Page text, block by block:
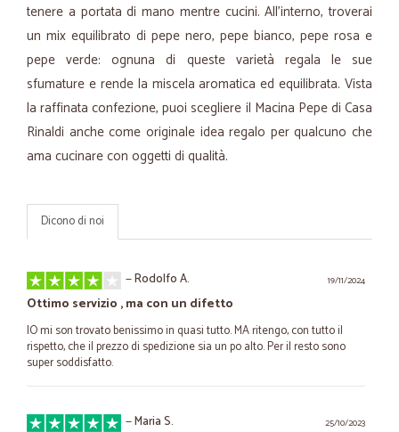
tenere a portata di mano mentre cucini. All'interno, troverai
un mix equilibrato di pepe nero, pepe bianco, pepe rosa e
pepe verde: ognuna di queste varietà regala le sue
sfumature e rende la miscela aromatica ed equilibrata. Vista
la raffinata confezione, puoi scegliere il Macina Pepe di Casa
Rinaldi anche come originale idea regalo per qualcuno che
ama cucinare con oggetti di qualità.
Dicono di noi
19/11/2024
—Rodolfo A.
Ottimo servizio , ma con un difetto
IO mi son trovato benissimo in quasi tutto. MA ritengo, con tutto il
rispetto, che il prezzo di spedizione sia un po alto. Per il resto sono
super soddisfatto.
25/10/2023
—Maria S.